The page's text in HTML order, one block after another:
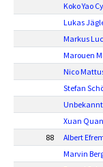
Koko Yao
Lukas
Markus
Marouen
Nico
Stefan
Unbekannt
Xuan
88
Albert
Marvin